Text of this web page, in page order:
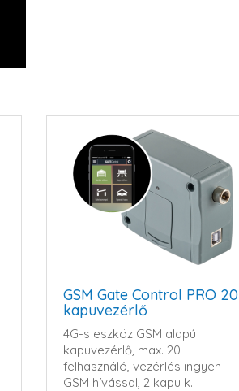
GSM Gate Control PRO 20
kapuvezérlő
4G-s eszköz GSM alapú
kapuvezérlő, max. 20
felhasználó, vezérlés ingyen
GSM hívással, 2 kapu k..